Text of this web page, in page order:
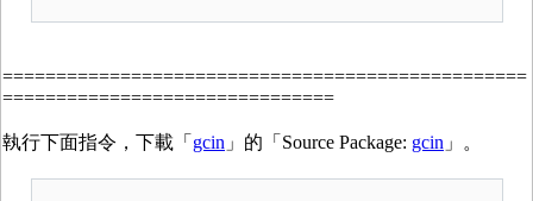
=================================================
===============================
執行下面指令，下載「 gcin 」的「Source Package: gcin 」。